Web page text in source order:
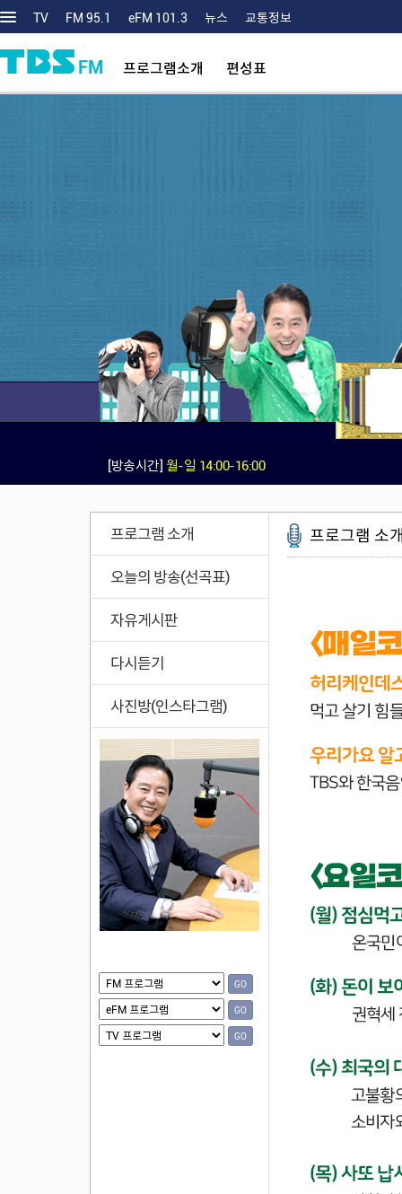
TV FM 95.1 eFM 101.3 뉴스 교통정보
FM 프로그램소개 편성표
[방송시간] 월-일 14:00-16:00
프로그램 소개
오늘의 방송(선곡표)
자유게시판
다시듣기
사진방(인스타그램)
GO
GO
GO
프로그램 소